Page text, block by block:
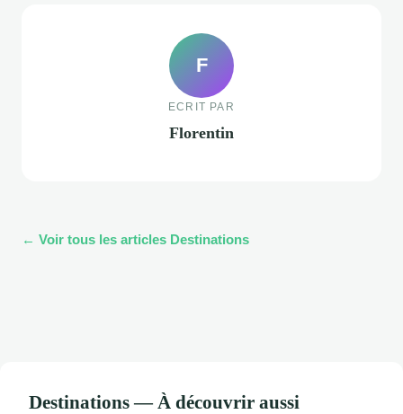
F
ECRIT PAR
Florentin
← Voir tous les articles Destinations
Destinations — À découvrir aussi